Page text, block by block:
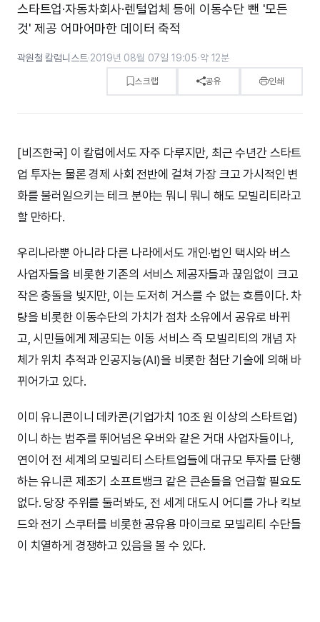
스타트업·자동차회사·렌털업체 등에 이동수단 뺀 '모든
것' 제공 어마어마한 데이터 축적
곽원철 칼럼니스트·2019년 08월 07일 19:05·약 12분
스크랩 공유 인쇄
[비즈한국] 이 칼럼에서도 자주 다루지만, 최근 수년간 스타트
업 투자는 물론 경제 사회 전반에 걸쳐 가장 크고 가시적인 변
화를 불러일으키는 테크 분야는 뭐니 뭐니 해도 모빌리티라고
할 만하다.
우리나라뿐 아니라 다른 나라에서도 개인·법인 택시와 버스
사업자들을 비롯한 기존의 서비스 제공자들과 끊임없이 크고
작은 충돌을 빚지만, 이는 도저히 거스를 수 없는 흐름이다. 차
량을 비롯한 이동수단의 가치가 점차 소유에서 공유로 바뀌
고, 시민들에게 제공되는 이동 서비스 즉 모빌리티의 개념 자
체가 위치 추적과 인공지능(AI)을 비롯한 첨단 기술에 의해 바
뀌어가고 있다.
이미 유니콘이니 데카콘(기업가치 10조 원 이상의 스타트업)
이니 하는 범주를 뛰어넘은 우버와 같은 거대 사업자들이나,
연이어 전 세계의 모빌리티 스타트업들에 대규모 투자를 단행
하는 유니콘 제조기 소프트뱅크 같은 큰손들을 언급할 필요도
없다. 당장 주위를 둘러봐도, 전 세계 대도시 어디를 가나 킥보
드와 전기 스쿠터를 비롯한 공유용 마이크로 모빌리티 수단들
이 치열하게 경쟁하고 있음을 볼 수 있다.